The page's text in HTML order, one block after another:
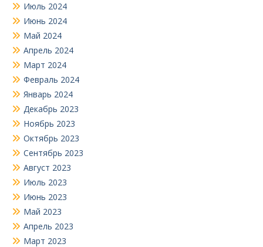
Июль 2024
Июнь 2024
Май 2024
Апрель 2024
Март 2024
Февраль 2024
Январь 2024
Декабрь 2023
Ноябрь 2023
Октябрь 2023
Сентябрь 2023
Август 2023
Июль 2023
Июнь 2023
Май 2023
Апрель 2023
Март 2023